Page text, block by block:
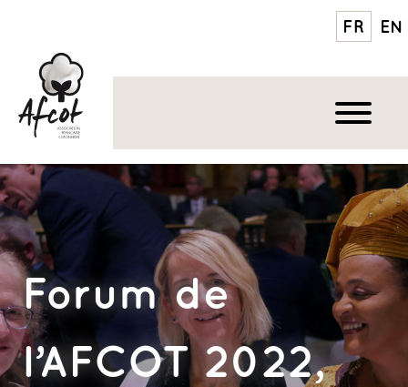
FR EN
Forum de
l’AFCOT 2022,